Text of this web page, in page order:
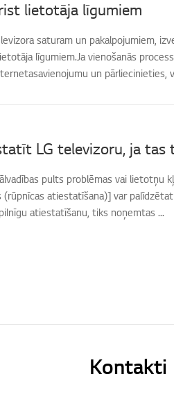
lietotāja līgumiem
saturam un pakalpojumiem,
līgumiem.Ja vienošanās
un pārliecinieties,
pults problēmas vai lietotņu
atiestatīšana)] var
atiestatīšanu, tiks noņemtas ...
Kontakti